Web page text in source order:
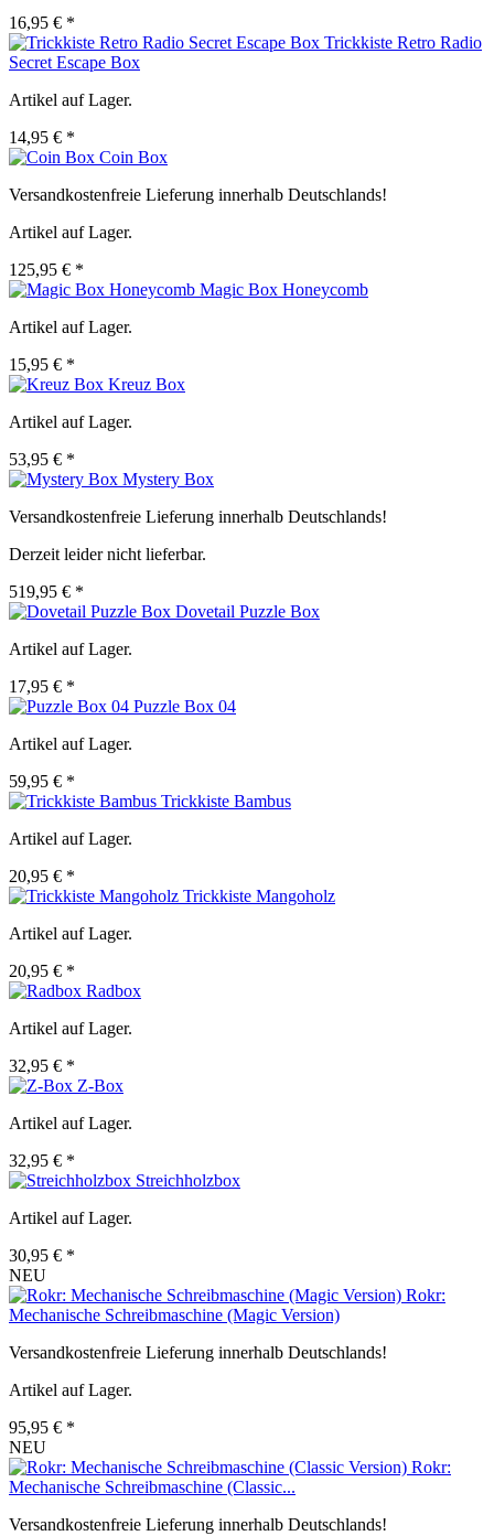
16,95 € *
Trickkiste Retro Radio
Secret Escape Box
Artikel auf Lager.
14,95 € *
Coin Box
Versandkostenfreie Lieferung innerhalb Deutschlands!
Artikel auf Lager.
125,95 € *
Magic Box Honeycomb
Artikel auf Lager.
15,95 € *
Kreuz Box
Artikel auf Lager.
53,95 € *
Mystery Box
Versandkostenfreie Lieferung innerhalb Deutschlands!
Derzeit leider nicht lieferbar.
519,95 € *
Dovetail Puzzle Box
Artikel auf Lager.
17,95 € *
Puzzle Box 04
Artikel auf Lager.
59,95 € *
Trickkiste Bambus
Artikel auf Lager.
20,95 € *
Trickkiste Mangoholz
Artikel auf Lager.
20,95 € *
Radbox
Artikel auf Lager.
32,95 € *
Z-Box
Artikel auf Lager.
32,95 € *
Streichholzbox
Artikel auf Lager.
30,95 € *
NEU
Rokr:
Mechanische Schreibmaschine (Magic Version)
Versandkostenfreie Lieferung innerhalb Deutschlands!
Artikel auf Lager.
95,95 € *
NEU
Rokr:
Mechanische Schreibmaschine (Classic...
Versandkostenfreie Lieferung innerhalb Deutschlands!